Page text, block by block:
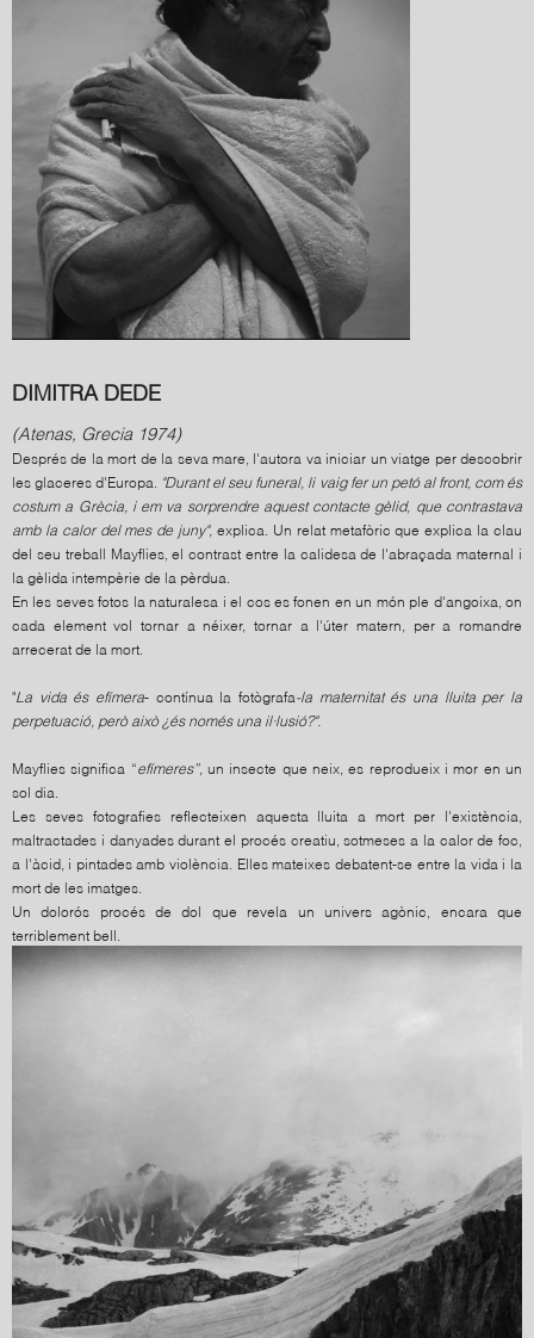
DIMITRA DEDE
(Atenas, Grecia 1974)
Després de la mort de la seva mare, l'autora va iniciar un viatge per descobrir
les glaceres d'Europa. "Durant el seu funeral, li vaig fer un petó al front, com és
costum a Grècia, i em va sorprendre aquest contacte gèlid, que contrastava
amb la calor del mes de juny", explica. Un relat metafòric que explica la clau
del seu treball Mayflies, el contrast entre la calidesa de l'abraçada maternal i
la gèlida intempèrie de la pèrdua.
En les seves fotos la naturalesa i el cos es fonen en un món ple d'angoixa, on
cada element vol tornar a néixer, tornar a l'úter matern, per a romandre
arrecerat de la mort.
" La vida és efímera - contínua la fotògrafa -la maternitat és una lluita per la
perpetuació, però això ¿és només una il·lusió?".
Mayflies significa “ efímeres”, un insecte que neix, es reprodueix i mor en un
sol dia.
Les seves fotografies reflecteixen aquesta lluita a mort per l'existència,
maltractades i danyades durant el procés creatiu, sotmeses a la calor de foc,
a l'àcid, i pintades amb violència. Elles mateixes debatent-se entre la vida i la
mort de les imatges.
Un dolorós procés de dol que revela un univers agònic, encara que
terriblement bell.